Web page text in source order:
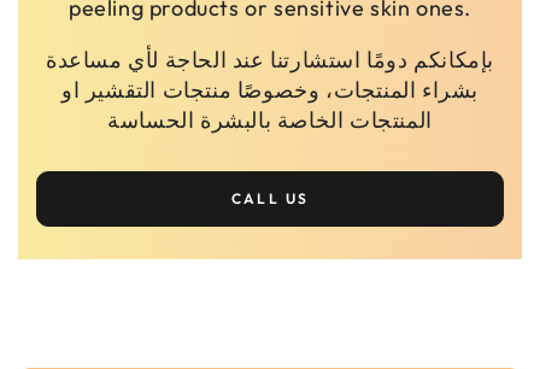
peeling products or sensitive skin ones.
بإمكانكم دومًا استشارتنا عند الحاجة لأي مساعدة
بشراء المنتجات، وخصوصًا منتجات التقشير او
المنتجات الخاصة بالبشرة الحساسة
CALL US